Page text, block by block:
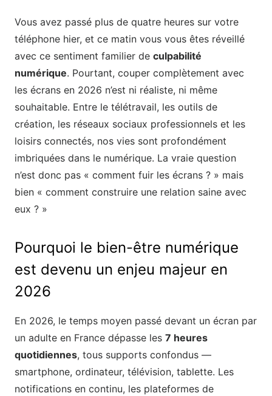
Vous avez passé plus de quatre heures sur votre
téléphone hier, et ce matin vous vous êtes réveillé
avec ce sentiment familier de culpabilité
numérique. Pourtant, couper complètement avec
les écrans en 2026 n’est ni réaliste, ni même
souhaitable. Entre le télétravail, les outils de
création, les réseaux sociaux professionnels et les
loisirs connectés, nos vies sont profondément
imbriquées dans le numérique. La vraie question
n’est donc pas « comment fuir les écrans ? » mais
bien « comment construire une relation saine avec
eux ? »
Pourquoi le bien-être numérique
est devenu un enjeu majeur en
2026
En 2026, le temps moyen passé devant un écran par
un adulte en France dépasse les 7 heures
quotidiennes, tous supports confondus —
smartphone, ordinateur, télévision, tablette. Les
notifications en continu, les plateformes de